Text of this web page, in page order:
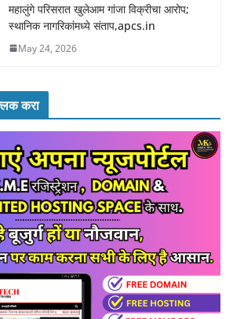
महालुंगे परिसरात खुलेआम गांजा विक्रीचा आरोप;
स्थानिक नागरिकांमध्ये संताप,apcs.in
May 24, 2026
करा